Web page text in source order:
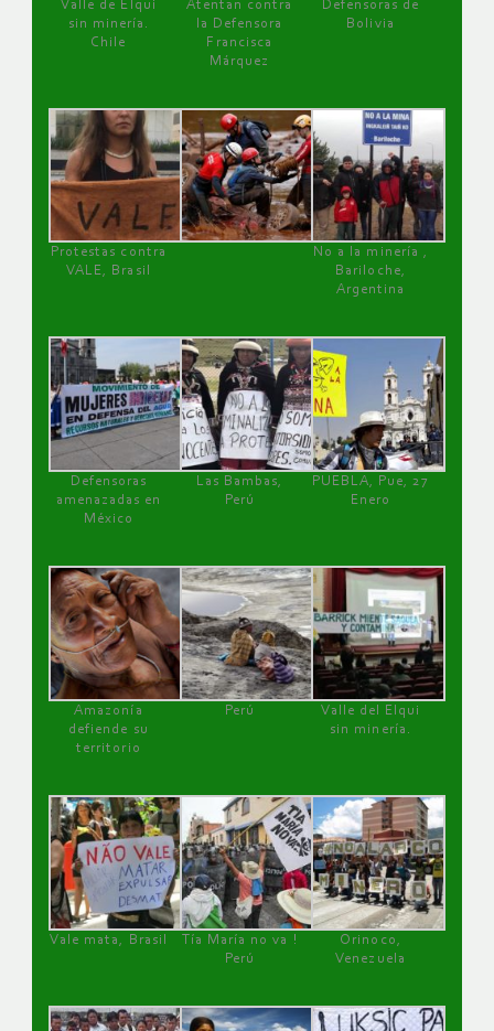
Valle de Elqui
sin minería.
Chile
Atentan contra
la Defensora
Francisca
Márquez
Defensoras de
Bolivia
Protestas contra
VALE, Brasil
No a la minería ,
Bariloche,
Argentina
Defensoras
amenazadas en
México
Las Bambas,
Perú
PUEBLA, Pue, 27
Enero
Amazonía
defiende su
territorio
Perú
Valle del Elqui
sin minería.
Vale mata, Brasil
Tía María no va !
Perú
Orinoco,
Venezuela